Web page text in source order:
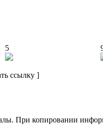
5
ссылку ]
При копировании